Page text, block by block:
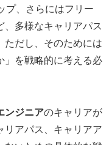
プ、さらにはフリー
、多様なキャリアパス
ただし、そのためには
」を戦略的に考える必
ンジニアのキャリアが
リアパス、キャリアア